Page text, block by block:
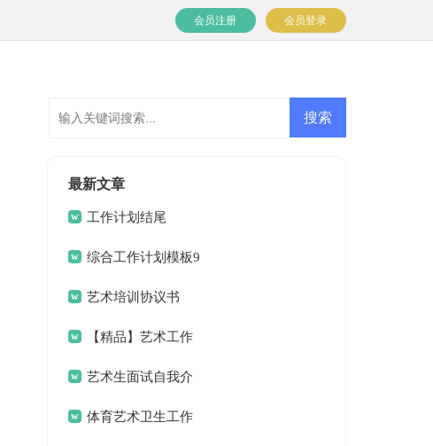
会员登录
会员注册
最新文章
工作计划结尾
综合工作计划模板9
篇 艺术培训协议书
【精品】艺术工作
计划三篇
艺术生面试自我介
绍 体育艺术卫生工作